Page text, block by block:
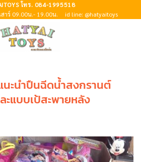
โทร. 084-1995518
าร์ 09.00น.- 19.00น.
id line: @hatyaitoys
ะนำปืนฉีดน้ำสงกรานต์
แบบเป้สะพายหลัง